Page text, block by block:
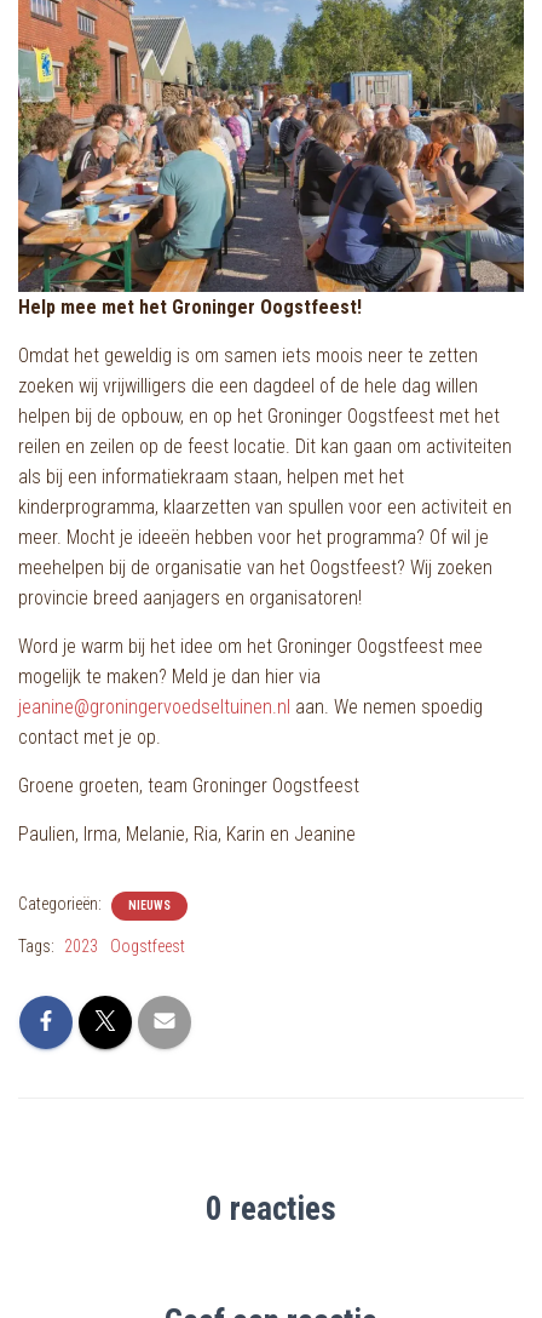
Help mee met het Groninger Oogstfeest!
Omdat het geweldig is om samen iets moois neer te zetten
zoeken wij vrijwilligers die een dagdeel of de hele dag willen
helpen bij de opbouw, en op het Groninger Oogstfeest met het
reilen en zeilen op de feest locatie. Dit kan gaan om activiteiten
als bij een informatiekraam staan, helpen met het
kinderprogramma, klaarzetten van spullen voor een activiteit en
meer. Mocht je ideeën hebben voor het programma? Of wil je
meehelpen bij de organisatie van het Oogstfeest? Wij zoeken
provincie breed aanjagers en organisatoren!
Word je warm bij het idee om het Groninger Oogstfeest mee
mogelijk te maken? Meld je dan hier via
jeanine@groningervoedseltuinen.nl aan. We nemen spoedig
contact met je op.
Groene groeten, team Groninger Oogstfeest
Paulien, Irma, Melanie, Ria, Karin en Jeanine
Categorieën: NIEUWS
Tags: 2023 Oogstfeest
0 reacties